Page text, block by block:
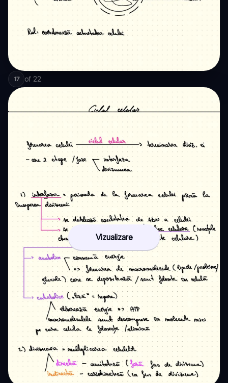
17 of 22
Vizualizare